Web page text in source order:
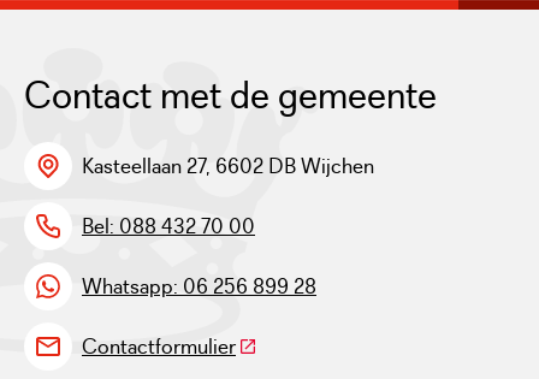
Contact met de gemeente
Kasteellaan 27, 6602 DB Wijchen
Bel: 088 432 70 00
Whatsapp: 06 256 899 28
Contactformulier(Deze link gaat naar een externe